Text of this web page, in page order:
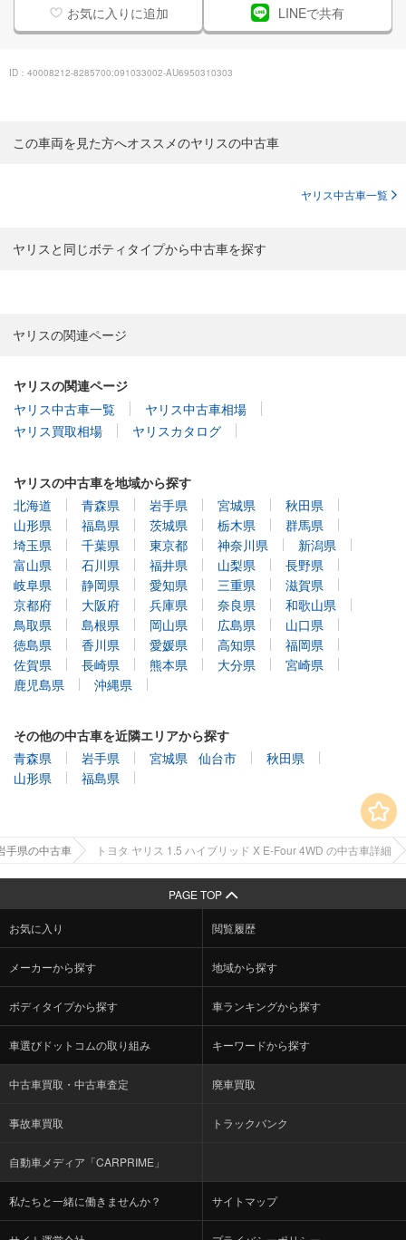
お気に入りに追加 LINEで共有
ID：40008212-8285700:091033002-AU6950310303
この車両を見た方へオススメのヤリスの中古車
ヤリス中古車一覧
ヤリスと同じボティタイプから中古車を探す
ヤリスの関連ページ
ヤリスの関連ページ
ヤリス中古車一覧
ヤリス中古車相場
ヤリス買取相場
ヤリスカタログ
ヤリスの中古車を地域から探す
北海道
青森県 岩手県 宮城県
秋田県
山形県
福島県 茨城県 栃木県
群馬県
埼玉県
千葉県 東京都 神奈川県
新潟県
富山県
石川県 福井県 山梨県
長野県
岐阜県
静岡県 愛知県 三重県
滋賀県
京都府
大阪府 兵庫県 奈良県
和歌山県
鳥取県
島根県 岡山県 広島県
山口県
徳島県
香川県 愛媛県 高知県
福岡県
佐賀県
長崎県 熊本県 大分県
宮崎県
鹿児島県
沖縄県
その他の中古車を近隣エリアから探す
青森県
岩手県 宮城県 仙台市
秋田県
山形県
福島県
手県の中古車 トヨタ ヤリス 1.5 ハイブリッド X E-Four 4WD の中古車詳細
PAGE TOP
お気に入り 閲覧履歴
メーカーから探す 地域から探す
ボディタイプから探す 車ランキングから探す
車選びドットコムの取り組み キーワードから探す
中古車買取・中古車査定 廃車買取
事故車買取 トラックバンク
自動車メディア「CARPRIME」
私たちと一緒に働きませんか？ サイトマップ